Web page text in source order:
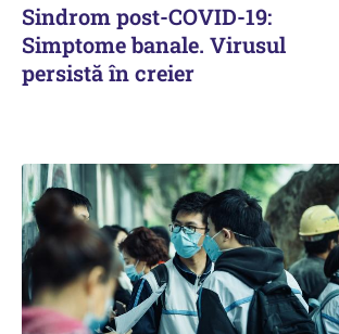
Sindrom post-COVID-19:
Simptome banale. Virusul
persistă în creier